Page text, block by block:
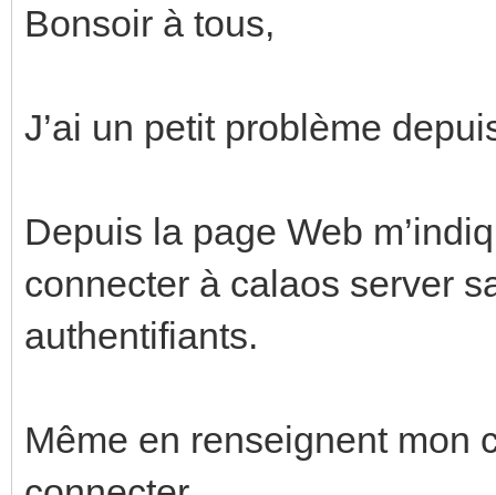
Bonsoir à tous,
J’ai un petit problème
Depuis la page Web
connecter à calaos server
authentifiants.
Même en renseignent mon